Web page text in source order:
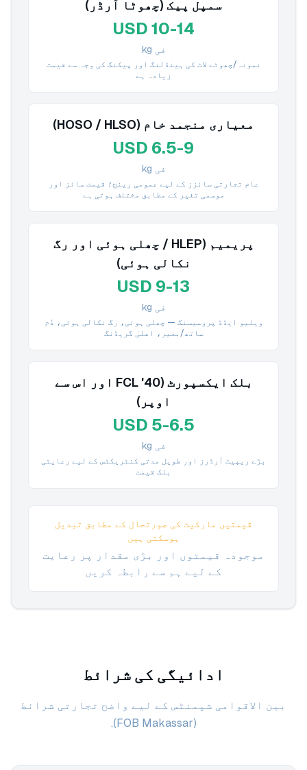
سمپل پیک (چھوٹا آرڈر)
USD 10-14
فی kg
نمونہ/چھوٹے لاٹ کی ہینڈلنگ اور پیکنگ کی وجہ سے قیمت
زیادہ ہے
معیاری منجمد خام (HOSO / HLSO)
USD 6.5-9
فی kg
عام تجارتی سائزز کے لیے عمومی رینج؛ قیمت سائز اور
موسمی تغیر کے مطابق مختلف ہوتی ہے
پریمیم (HLEP / چھلی ہوئی اور رگ
نکالی ہوئی)
USD 9-13
فی kg
ویلیو ایڈڈ پروسیسنگ — چھلی ہوئی، رگ نکالی ہوئی، دُم
ساتھ/بغیر، اعلیٰ گریڈنگ
بلک ایکسپورٹ (40' FCL اور اس سے
اوپر)
USD 5-6.5
فی kg
بڑے ریپیٹ آرڈرز اور طویل مدتی کنٹریکٹس کے لیے رعایتی
بلک قیمت
قیمتیں مارکیٹ کی صورتحال کے مطابق تبدیل
ہوسکتی ہیں
موجودہ قیمتوں اور بڑی مقدار پر رعایت
کے لیے ہم سے رابطہ کریں
ادائیگی کی شرائط
بین الاقوامی شپمنٹس کے لیے واضح تجارتی شرائط
(FOB Makassar).